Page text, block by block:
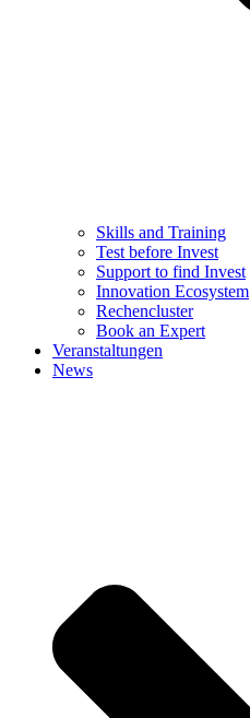
Skills and Training
Test before Invest
Support to find Invest
Innovation Ecosystem
Rechencluster​
Book an Expert
Veranstaltungen
News